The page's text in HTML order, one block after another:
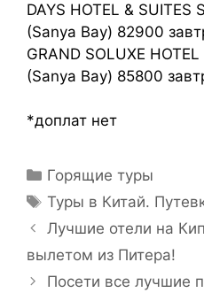
DAYS HOTEL & SUITES
(Sanya Bay) 82900
GRAND SOLUXE
(Sanya Bay) 85800
*доплат нет
Горящие туры
Туры в Китай.
Лучшие отели на
вылетом из Питера!
Посети все лучшие